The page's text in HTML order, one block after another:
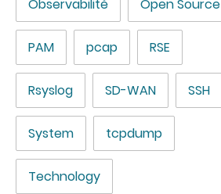
Observabilité Open Source
PAM pcap RSE
Rsyslog SD-WAN SSH
System tcpdump
Technology